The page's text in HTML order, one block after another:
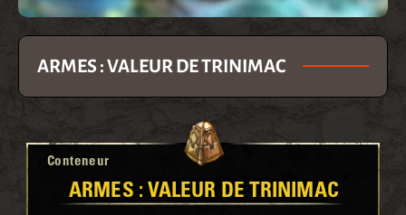
ARMES : VALEUR DE TRINIMAC
Conteneur
ARMES : VALEUR DE TRINIMAC